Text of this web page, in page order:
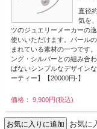
直径
気を
ツのジュエリーメーカーの
使いいただけます。パール
まれている素材の一つです
ング・シルバーとの組み合
ばないシンプルなデザイン
ーティー】【20000円-】
価格： 9,900円(税込)
お気に